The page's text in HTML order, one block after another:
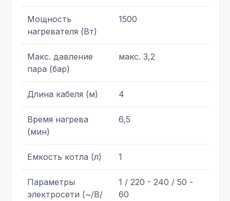
Мощность
нагревателя (Вт)
1500
Макс. давление
пара (бар)
макс. 3,2
Длина кабеля (м) 4
Время нагрева
(мин)
6,5
Емкость котла (л) 1
Параметры
электросети (~/В/
1 / 220 - 240 / 50 -
60